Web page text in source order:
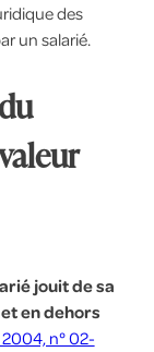
des
un salarié.
jouit de sa
en dehors
2004, n° 02-